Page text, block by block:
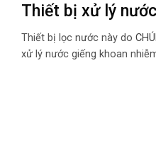
Thiết bị xử lý
Thiết bị lọc nước này do
xử lý nước giếng khoan